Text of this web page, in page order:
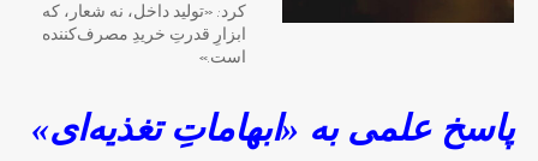
کرد: «تولید داخل، نه شعار، که
ابزارِ قدرتِ خریدِ مصرف‌کننده
است.»
پاسخ علمی به «ابهاماتِ تغذیه‌ای»